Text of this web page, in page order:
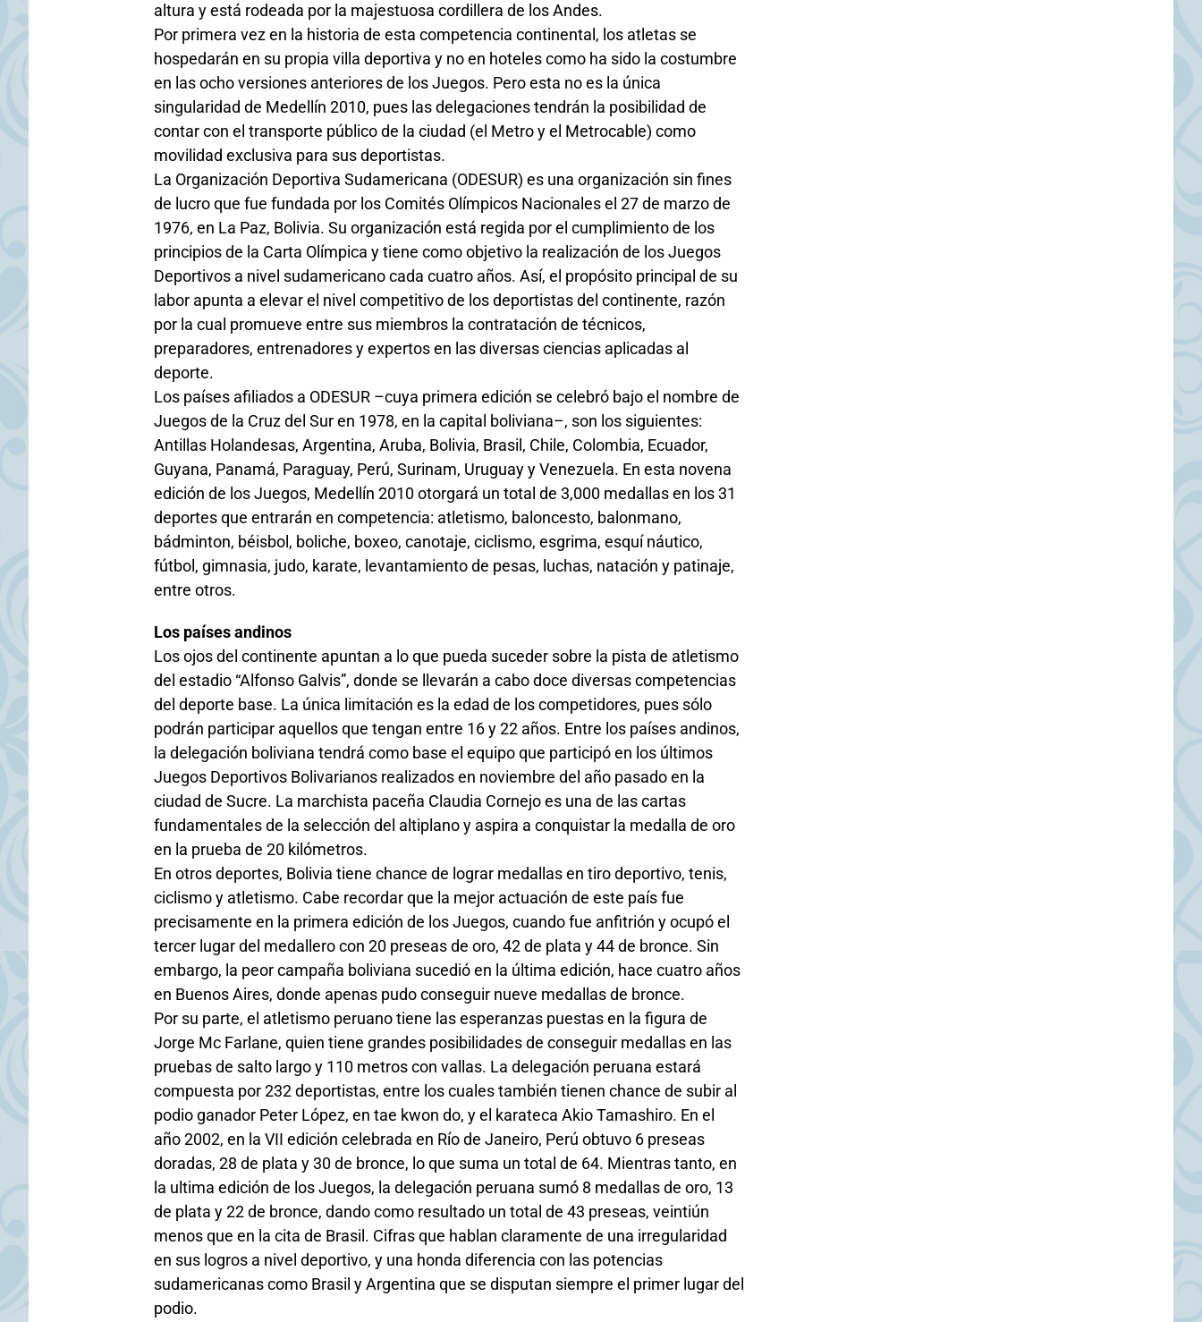
altura y está rodeada por la majestuosa cordillera de los Andes.
Por primera vez en la historia de esta competencia continental, los atletas se
hospedarán en su propia villa deportiva y no en hoteles como ha sido la costumbre
en las ocho versiones anteriores de los Juegos. Pero esta no es la única
singularidad de Medellín 2010, pues las delegaciones tendrán la posibilidad de
contar con el transporte público de la ciudad (el Metro y el Metrocable) como
movilidad exclusiva para sus deportistas.
La Organización Deportiva Sudamericana (ODESUR) es una organización sin fines
de lucro que fue fundada por los Comités Olímpicos Nacionales el 27 de marzo de
1976, en La Paz, Bolivia. Su organización está regida por el cumplimiento de los
principios de la Carta Olímpica y tiene como objetivo la realización de los Juegos
Deportivos a nivel sudamericano cada cuatro años. Así, el propósito principal de su
labor apunta a elevar el nivel competitivo de los deportistas del continente, razón
por la cual promueve entre sus miembros la contratación de técnicos,
preparadores, entrenadores y expertos en las diversas ciencias aplicadas al
deporte.
Los países afiliados a ODESUR –cuya primera edición se celebró bajo el nombre de
Juegos de la Cruz del Sur en 1978, en la capital boliviana–, son los siguientes:
Antillas Holandesas, Argentina, Aruba, Bolivia, Brasil, Chile, Colombia, Ecuador,
Guyana, Panamá, Paraguay, Perú, Surinam, Uruguay y Venezuela. En esta novena
edición de los Juegos, Medellín 2010 otorgará un total de 3,000 medallas en los 31
deportes que entrarán en competencia: atletismo, baloncesto, balonmano,
bádminton, béisbol, boliche, boxeo, canotaje, ciclismo, esgrima, esquí náutico,
fútbol, gimnasia, judo, karate, levantamiento de pesas, luchas, natación y patinaje,
entre otros.
Los países andinos
Los ojos del continente apuntan a lo que pueda suceder sobre la pista de atletismo
del estadio “Alfonso Galvis”, donde se llevarán a cabo doce diversas competencias
del deporte base. La única limitación es la edad de los competidores, pues sólo
podrán participar aquellos que tengan entre 16 y 22 años. Entre los países andinos,
la delegación boliviana tendrá como base el equipo que participó en los últimos
Juegos Deportivos Bolivarianos realizados en noviembre del año pasado en la
ciudad de Sucre. La marchista paceña Claudia Cornejo es una de las cartas
fundamentales de la selección del altiplano y aspira a conquistar la medalla de oro
en la prueba de 20 kilómetros.
En otros deportes, Bolivia tiene chance de lograr medallas en tiro deportivo, tenis,
ciclismo y atletismo. Cabe recordar que la mejor actuación de este país fue
precisamente en la primera edición de los Juegos, cuando fue anfitrión y ocupó el
tercer lugar del medallero con 20 preseas de oro, 42 de plata y 44 de bronce. Sin
embargo, la peor campaña boliviana sucedió en la última edición, hace cuatro años
en Buenos Aires, donde apenas pudo conseguir nueve medallas de bronce.
Por su parte, el atletismo peruano tiene las esperanzas puestas en la figura de
Jorge Mc Farlane, quien tiene grandes posibilidades de conseguir medallas en las
pruebas de salto largo y 110 metros con vallas. La delegación peruana estará
compuesta por 232 deportistas, entre los cuales también tienen chance de subir al
podio ganador Peter López, en tae kwon do, y el karateca Akio Tamashiro. En el
año 2002, en la VII edición celebrada en Río de Janeiro, Perú obtuvo 6 preseas
doradas, 28 de plata y 30 de bronce, lo que suma un total de 64. Mientras tanto, en
la ultima edición de los Juegos, la delegación peruana sumó 8 medallas de oro, 13
de plata y 22 de bronce, dando como resultado un total de 43 preseas, veintiún
menos que en la cita de Brasil. Cifras que hablan claramente de una irregularidad
en sus logros a nivel deportivo, y una honda diferencia con las potencias
sudamericanas como Brasil y Argentina que se disputan siempre el primer lugar del
podio.